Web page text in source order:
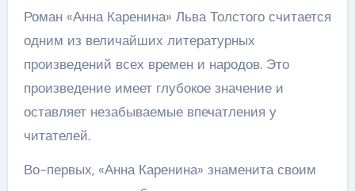
Роман «Анна Каренина» Льва Толстого считается
одним из величайших литературных
произведений всех времен и народов. Это
произведение имеет глубокое значение и
оставляет незабываемые впечатления у
читателей.
Во-первых, «Анна Каренина» знаменита своим